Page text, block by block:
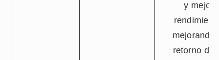
y mejor
mejorando
retorno de